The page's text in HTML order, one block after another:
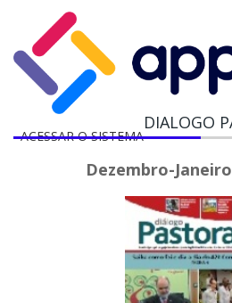
ACESSAR O SISTEMA
DIALOGO
Dezembro-